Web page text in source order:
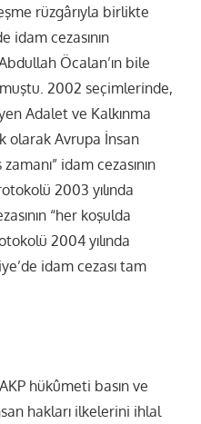
rüzgârıyla birlikte
idam cezasının
Öcalan’ın bile
2002 seçimlerinde,
Adalet ve Kalkınma
olarak Avrupa İnsan
idam cezasının
2003 yılında
“her koşulda
2004 yılında
idam cezası tam
hükûmeti basın ve
hakları ilkelerini ihlal